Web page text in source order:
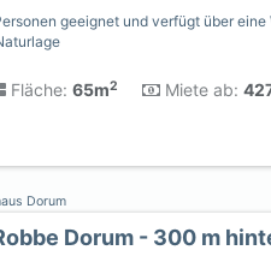
geeignet und verfügt über eine
Fläche: 65m2 Miete ab:
Dorum
Dorum - 300 m